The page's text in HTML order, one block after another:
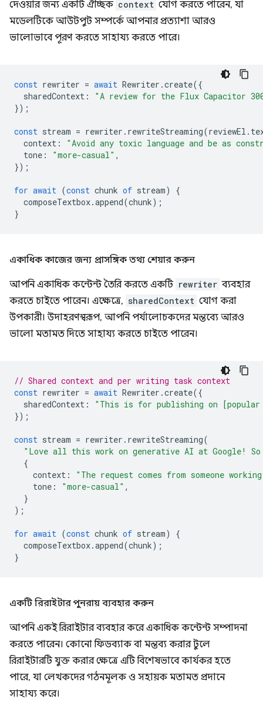
দেওয়ার জন্য একটি ঐচ্ছিক context যোগ করতে পারেন, যা
মডেলটিকে আউটপুট সম্পর্কে আপনার প্রত্যাশা আরও
ভালোভাবে পূরণ করতে সাহায্য করতে পারে।
const rewriter = await Rewriter .create({
sharedContext :
"A review for the Flux Capacitor
});
const stream = rewriter . rewriteStreaming(reviewEl .
context :
"Avoid any toxic language and be as
tone : "more-casual" ,
});
for await (const chunk of stream)
{
composeTextbox.append(chunk);
}
একাধিক কাজের জন্য প্রাসঙ্গিক তথ্য শেয়ার করুন
আপনি একাধিক কন্টেন্ট তৈরি করতে একটি rewriter ব্যবহার
করতে চাইতে পারেন। এক্ষেত্রে, sharedContext যোগ করা
উপকারী। উদাহরণস্বরূপ, আপনি পর্যালোচকদের মন্তব্যে আরও
ভালো মতামত দিতে সাহায্য করতে চাইতে পারেন।
// Shared context and per writing task context
const rewriter = await Rewriter .create({
sharedContext :
"This is for publishing on [popular
});
const stream = rewriter . rewriteStreaming(
"Love all this work on generative AI at Google!
{
context :
"The request comes from someone
tone : "more-casual" ,
}
);
for await (const chunk of stream)
{
composeTextbox.append(chunk);
}
একটি রিরাইটার পুনরায় ব্যবহার করুন
আপনি একই রিরাইটার ব্যবহার করে একাধিক কন্টেন্ট সম্পাদনা
করতে পারেন। কোনো ফিডব্যাক বা মন্তব্য করার টুলে
রিরাইটারটি যুক্ত করার ক্ষেত্রে এটি বিশেষভাবে কার্যকর হতে
পারে, যা লেখকদের গঠনমূলক ও সহায়ক মতামত প্রদানে
সাহায্য করে।